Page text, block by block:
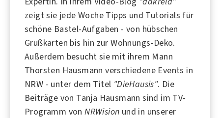
zeigt sie jede Woche Tipps und Tutorials für
schöne Bastel-Aufgaben - von hübschen
Grußkarten bis hin zur Wohnungs-Deko.
Außerdem besucht sie mit ihrem Mann
Thorsten Hausmann verschiedene Events in
NRW - unter dem Titel "DieHausis". Die
Beiträge von Tanja Hausmann sind im TV-
Programm vonNRWision und in unserer